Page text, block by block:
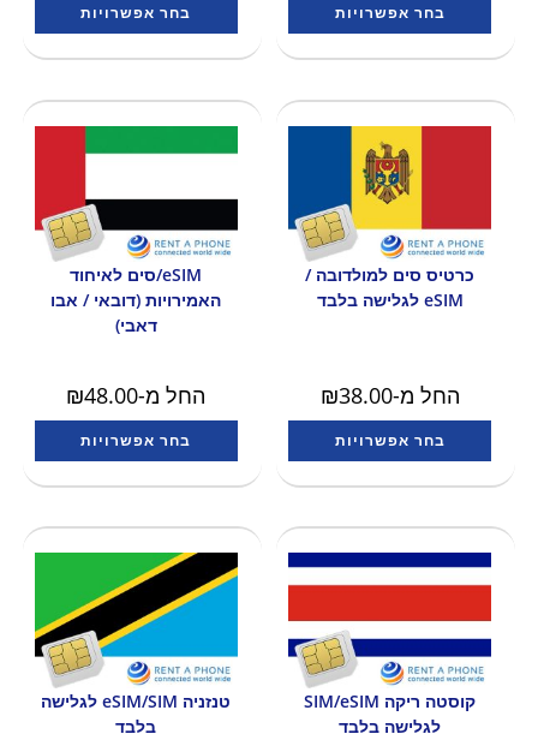
בחר אפשרויות בחר אפשרויות
כרטיס סים למולדובה /
eSIM לגלישה בלבד
החל מ- ₪38.00
בחר אפשרויות
eSIM/סים לאיחוד
האמירויות (דובאי / אבו
דאבי)
החל מ- ₪48.00
בחר אפשרויות
קוסטה ריקה SIM/eSIM
לגלישה בלבד
טנזניה eSIM/SIM לגלישה
בלבד